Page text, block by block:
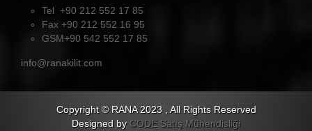
Tel +90 212 552 17 85
Fax +90 212 552 16 95
GSM+90 542 552 17 85
info@ranakilit.com
Copyright © RANA 2023 , All Rights Reserved
Designed by CODE Satış Mühendisliği